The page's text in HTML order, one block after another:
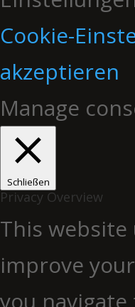
Cookie-
akzeptieren
Manage
Schließen
Privacy Overview
This website
improve
you